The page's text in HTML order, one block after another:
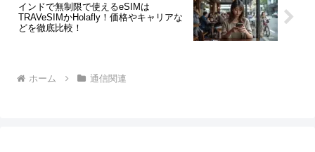
インドで無制限で使えるeSIMは
TRAVeSIMかHolafly！価格やキャリアな
どを徹底比較！
ホーム 通信関連